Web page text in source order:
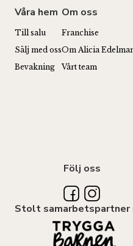
Våra hem
Till salu
Sälj med oss
Bevakning
Om oss
Franchise
Om Alicia
Vårt team
Följ oss
Stolt samarbetspartner